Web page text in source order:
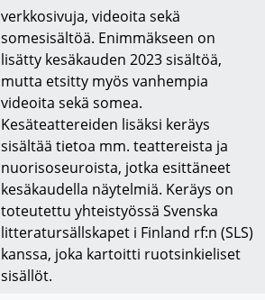
verkkosivuja, videoita sekä
somesisältöä. Enimmäkseen on
lisätty kesäkauden 2023 sisältöä,
mutta etsitty myös vanhempia
videoita sekä somea.
Kesäteattereiden lisäksi keräys
sisältää tietoa mm. teattereista ja
nuorisoseuroista, jotka esittäneet
kesäkaudella näytelmiä. Keräys on
toteutettu yhteistyössä Svenska
litteratursällskapet i Finland rf:n (SLS)
kanssa, joka kartoitti ruotsinkieliset
sisällöt.